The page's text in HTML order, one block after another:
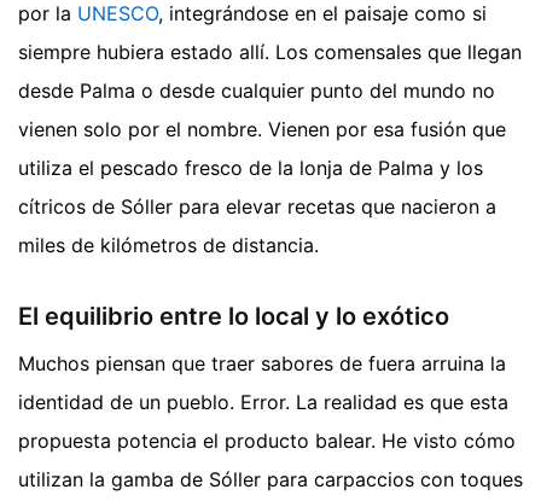
por la UNESCO, integrándose en el paisaje como si
siempre hubiera estado allí. Los comensales que llegan
desde Palma o desde cualquier punto del mundo no
vienen solo por el nombre. Vienen por esa fusión que
utiliza el pescado fresco de la lonja de Palma y los
cítricos de Sóller para elevar recetas que nacieron a
miles de kilómetros de distancia.
El equilibrio entre lo local y lo exótico
Muchos piensan que traer sabores de fuera arruina la
identidad de un pueblo. Error. La realidad es que esta
propuesta potencia el producto balear. He visto cómo
utilizan la gamba de Sóller para carpaccios con toques